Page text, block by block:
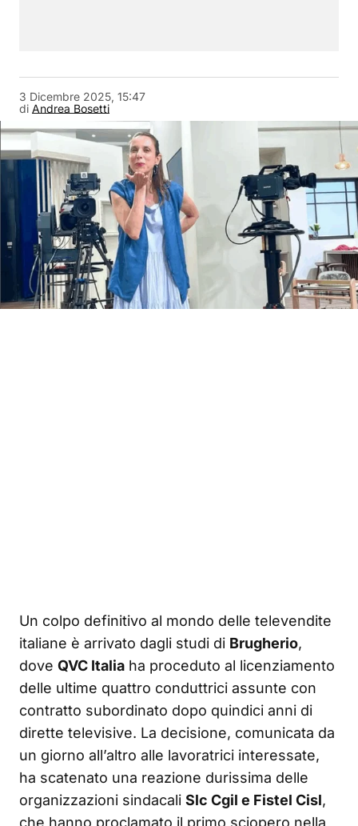
di Andrea Bosetti
3 Dicembre 2025, 15:47
Un colpo definitivo al mondo delle televendite
italiane è arrivato dagli studi di Brugherio,
dove QVC Italia ha proceduto al licenziamento
delle ultime quattro conduttrici assunte con
contratto subordinato dopo quindici anni di
dirette televisive. La decisione, comunicata da
un giorno all’altro alle lavoratrici interessate,
ha scatenato una reazione durissima delle
organizzazioni sindacali Slc Cgil e Fistel Cisl,
che hanno proclamato il primo sciopero nella